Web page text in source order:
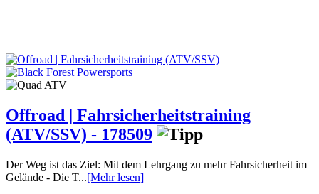
Offroad | Fahrsicherheitstraining
(ATV/SSV) - 178509
Der Weg ist das Ziel: Mit dem Lehrgang zu mehr Fahrsicherheit im
Gelände - Die T...[Mehr lesen]